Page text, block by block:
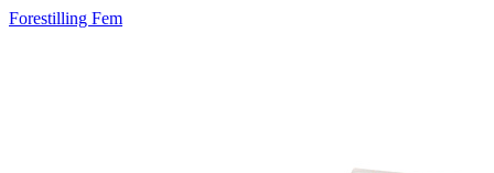
Forestilling Fem